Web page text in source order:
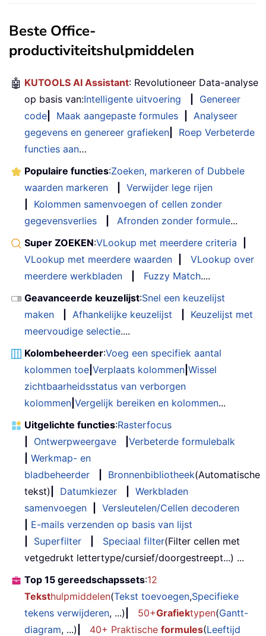
Beste Office-
productiviteitshulpmiddelen
🤖 KUTOOLS AI Assistant: Revolutioneer Data-analyse
op basis van:Intelligente uitvoering
Genereer
code
Maak aangepaste formules
Analyseer
gegevens en genereer grafieken
Roep Verbeterde
functies aan…
Populaire functies:Zoeken, markeren of Dubbele
waarden markeren
Verwijder lege rijen
Kolommen samenvoegen of cellen zonder
gegevensverlies
Afronden zonder formule...
Super ZOEKEN:VLookup met meerdere criteria
VLookup met meerdere waarden
VLookup over
meerdere werkbladen
Fuzzy Match....
Geavanceerde keuzelijst:Snel een keuzelijst
maken
Afhankelijke keuzelijst
Keuzelijst met
meervoudige selectie....
Kolombeheerder:Voeg een specifiek aantal
kolommen toe Verplaats kolommen Wissel
zichtbaarheidsstatus van verborgen
kolommen Vergelijk bereiken en kolommen...
Uitgelichte functies:Rasterfocus
Ontwerpweergave
Verbeterde formulebalk
Werkmap- en
bladbeheerder
Bronnenbibliotheek(Automatische
tekst)
Datumkiezer
Werkbladen
samenvoegen
Versleutelen/Cellen decoderen
E-mails verzenden op basis van lijst
Superfilter Speciaal filter(Filter cellen met
vetgedrukt lettertype/cursief/doorgestreept...) ...
Top 15 gereedschapssets:12
Teksthulpmiddelen(Tekst toevoegen,Specifieke
tekens verwijderen, ...) 50+Grafiektypen(Gantt-
diagram, ...) 40+ Praktische formules(Leeftijd